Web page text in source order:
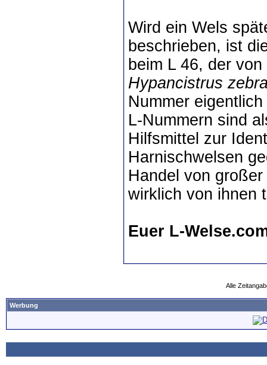
Wird ein Wels
beschrieben, ist
beim L 46, der
Hypancistrus
Nummer
L-Nummern sind
Hilfsmittel zur
Harnischwelsen
Handel von
wirklich von ihnen
Euer L-
Alle
Werbung